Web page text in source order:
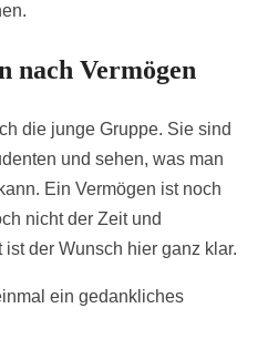
nach Vermögen
die junge Gruppe. Sie sind
und sehen, was man
Ein Vermögen ist noch
nicht der Zeit und
der Wunsch hier ganz klar.
ein gedankliches